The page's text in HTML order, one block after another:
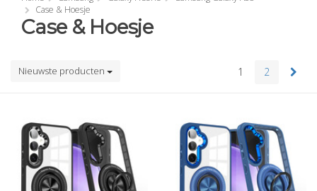
Case & Hoesje
Case & Hoesje
Nieuwste producten 1 2